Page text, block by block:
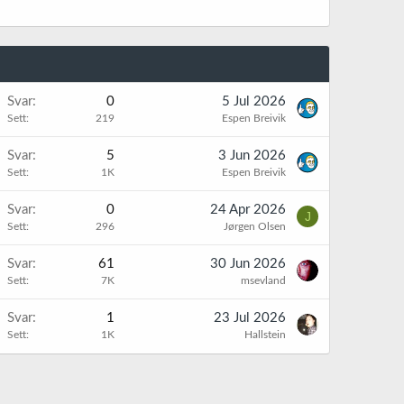
Svar 0
Sett 219
5 Jul 2026
Espen Breivik
Svar 5
Sett 1K
3 Jun 2026
Espen Breivik
Svar 0
Sett 296
24 Apr 2026
Jørgen Olsen
J
Svar 61
Sett 7K
30 Jun 2026
msevland
Svar 1
Sett 1K
23 Jul 2026
Hallstein